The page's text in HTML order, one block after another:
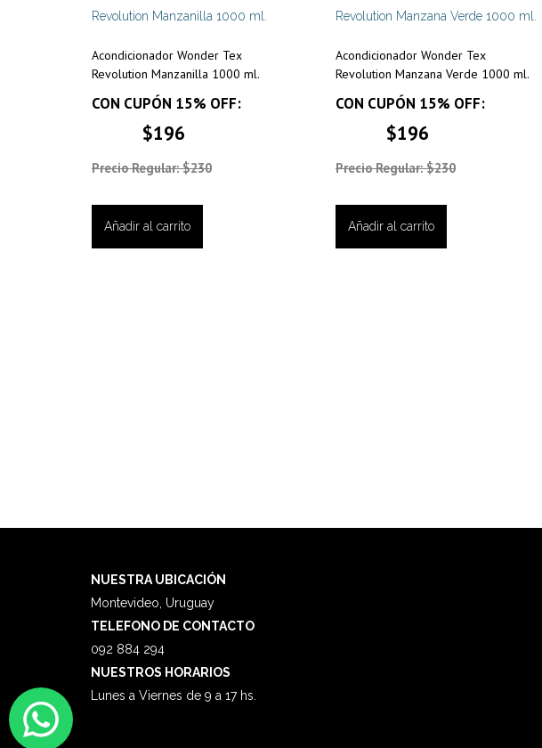
Acondicionador Wonder Tex
Revolution Manzanilla 1000 ml.
CON CUPÓN 15% OFF:
$196
Precio Regular: $230
Añadir al carrito
Acondicionador Wonder Tex
Revolution Manzana Verde 1000 ml.
CON CUPÓN 15% OFF:
$196
Precio Regular: $230
Añadir al carrito
NUESTRA UBICACIÓN
Montevideo, Uruguay
TELEFONO DE CONTACTO
092 884 294
NUESTROS HORARIOS
Lunes a Viernes de 9 a 17 hs.